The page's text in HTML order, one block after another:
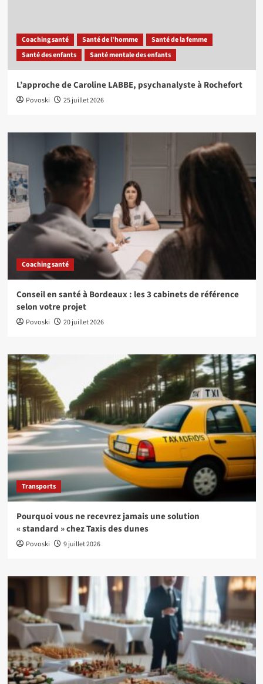
Coaching santé Santé de l'homme
Santé de la femme
Santé des enfants
Santé mentale des enfants
L’approche de Caroline LABBE, psychanalyste à Rochefort
Povoski 25 juillet 2026
Coaching santé
Conseil en santé à Bordeaux : les 3 cabinets de référence
selon votre projet
Povoski 20 juillet 2026
Transports
Pourquoi vous ne recevrez jamais une solution
« standard » chez Taxis des dunes
Povoski 9 juillet 2026